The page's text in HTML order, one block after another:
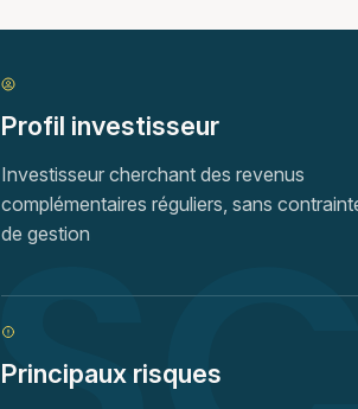
Profil investisseur
Investisseur cherchant des revenus
complémentaires réguliers, sans
de gestion
Principaux risques